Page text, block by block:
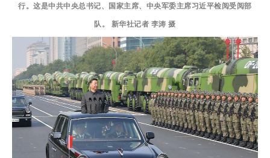
行。这是中共中央总书记、国家主席、中央军委主席习近平检阅受阅部
队。 新华社记者 李涛 摄